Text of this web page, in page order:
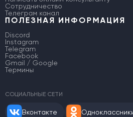
Сотрудничество
Телеграм канал
ПОЛЕЗНАЯ ИНФОРМАЦИЯ
Discord
Instagram
Telegram
Facebook
Gmail / Google
Термины
СОЦИАЛЬНЫЕ СЕТИ
Вконтакте